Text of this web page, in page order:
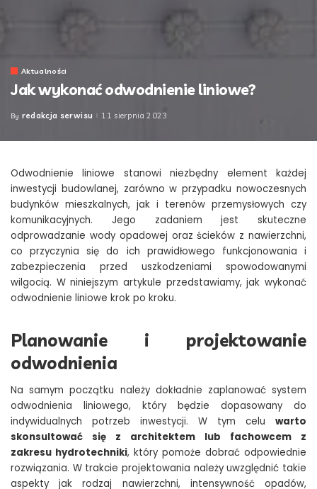
Aktualności
Jak wykonać odwodnienie liniowe?
Posted
By redakcja serwisu 11 sierpnia 2023
Odwodnienie liniowe stanowi niezbędny element każdej
inwestycji budowlanej, zarówno w przypadku nowoczesnych
budynków mieszkalnych, jak i terenów przemysłowych czy
komunikacyjnych. Jego zadaniem jest skuteczne
odprowadzanie wody opadowej oraz ścieków z nawierzchni,
co przyczynia się do ich prawidłowego funkcjonowania i
zabezpieczenia przed uszkodzeniami spowodowanymi
wilgocią. W niniejszym artykule przedstawiamy, jak wykonać
odwodnienie liniowe krok po kroku.
Planowanie i projektowanie
odwodnienia
Na samym początku należy dokładnie zaplanować system
odwodnienia liniowego, który będzie dopasowany do
indywidualnych potrzeb inwestycji. W tym celu warto
skonsultować się z architektem lub fachowcem z
zakresu hydrotechniki, który pomoże dobrać odpowiednie
rozwiązania. W trakcie projektowania należy uwzględnić takie
aspekty jak rodzaj nawierzchni, intensywność opadów,